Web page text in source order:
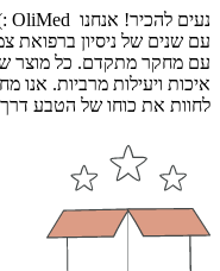
נעים להכיר! אנחנו OliMed :)
עם שנים של ניסיון ברפואת
עם מחקר מתקדם. כל מוצר
איכות ויעילות מרביות. אנו
לחוות את כוחו של הטבע דרך